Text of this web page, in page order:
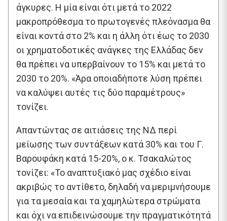
άγκυρες. Η μία είναι ότι μετά το 2022
μακροπρόθεσμα το πρωτογενές πλεόνασμα θα
είναι κοντά στο 2% και η άλλη ότι έως το 2030
οι χρηματοδοτικές ανάγκες της Ελλάδας δεν
θα πρέπει να υπερβαίνουν το 15% και μετά το
2030 το 20%. «Άρα οποιαδήποτε λύση πρέπει
να καλύψει αυτές τις δύο παραμέτρους»
τονίζει.
Απαντώντας σε αιτιάσεις της ΝΔ περί
μείωσης των συντάξεων κατά 30% και του Γ.
Βαρουφάκη κατά 15-20%, ο κ. Τσακαλώτος
τονίζει: «Το αναπτυξιακό μας σχέδιο είναι
ακριβώς το αντίθετο, δηλαδή να μεριμνήσουμε
για τα μεσαία και τα χαμηλώτερα στρώματα
και όχι να επιδεινώσουμε την πραγματικότητά